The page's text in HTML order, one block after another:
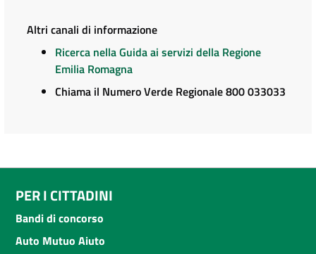
Altri canali di informazione
Ricerca nella Guida ai servizi della Regione
Emilia Romagna
Chiama il Numero Verde Regionale 800 033033
PER I CITTADINI
Bandi di concorso
Auto Mutuo Aiuto